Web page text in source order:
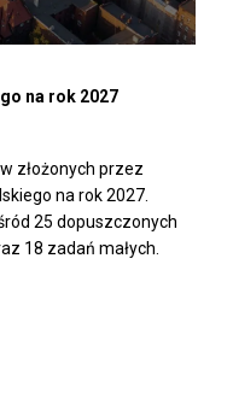
na rok 2027
złożonych przez
na rok 2027.
25 dopuszczonych
18 zadań małych.